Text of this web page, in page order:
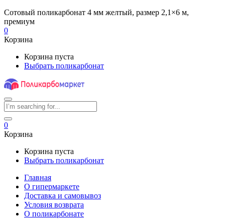
Сотовый поликарбонат 4 мм желтый, размер 2,1×6 м,
премиум
0
Корзина
Корзина пуста
Выбрать поликарбонат
0
Корзина
Корзина пуста
Выбрать поликарбонат
Главная
О гипермаркете
Доставка и самовывоз
Условия возврата
О поликарбонате